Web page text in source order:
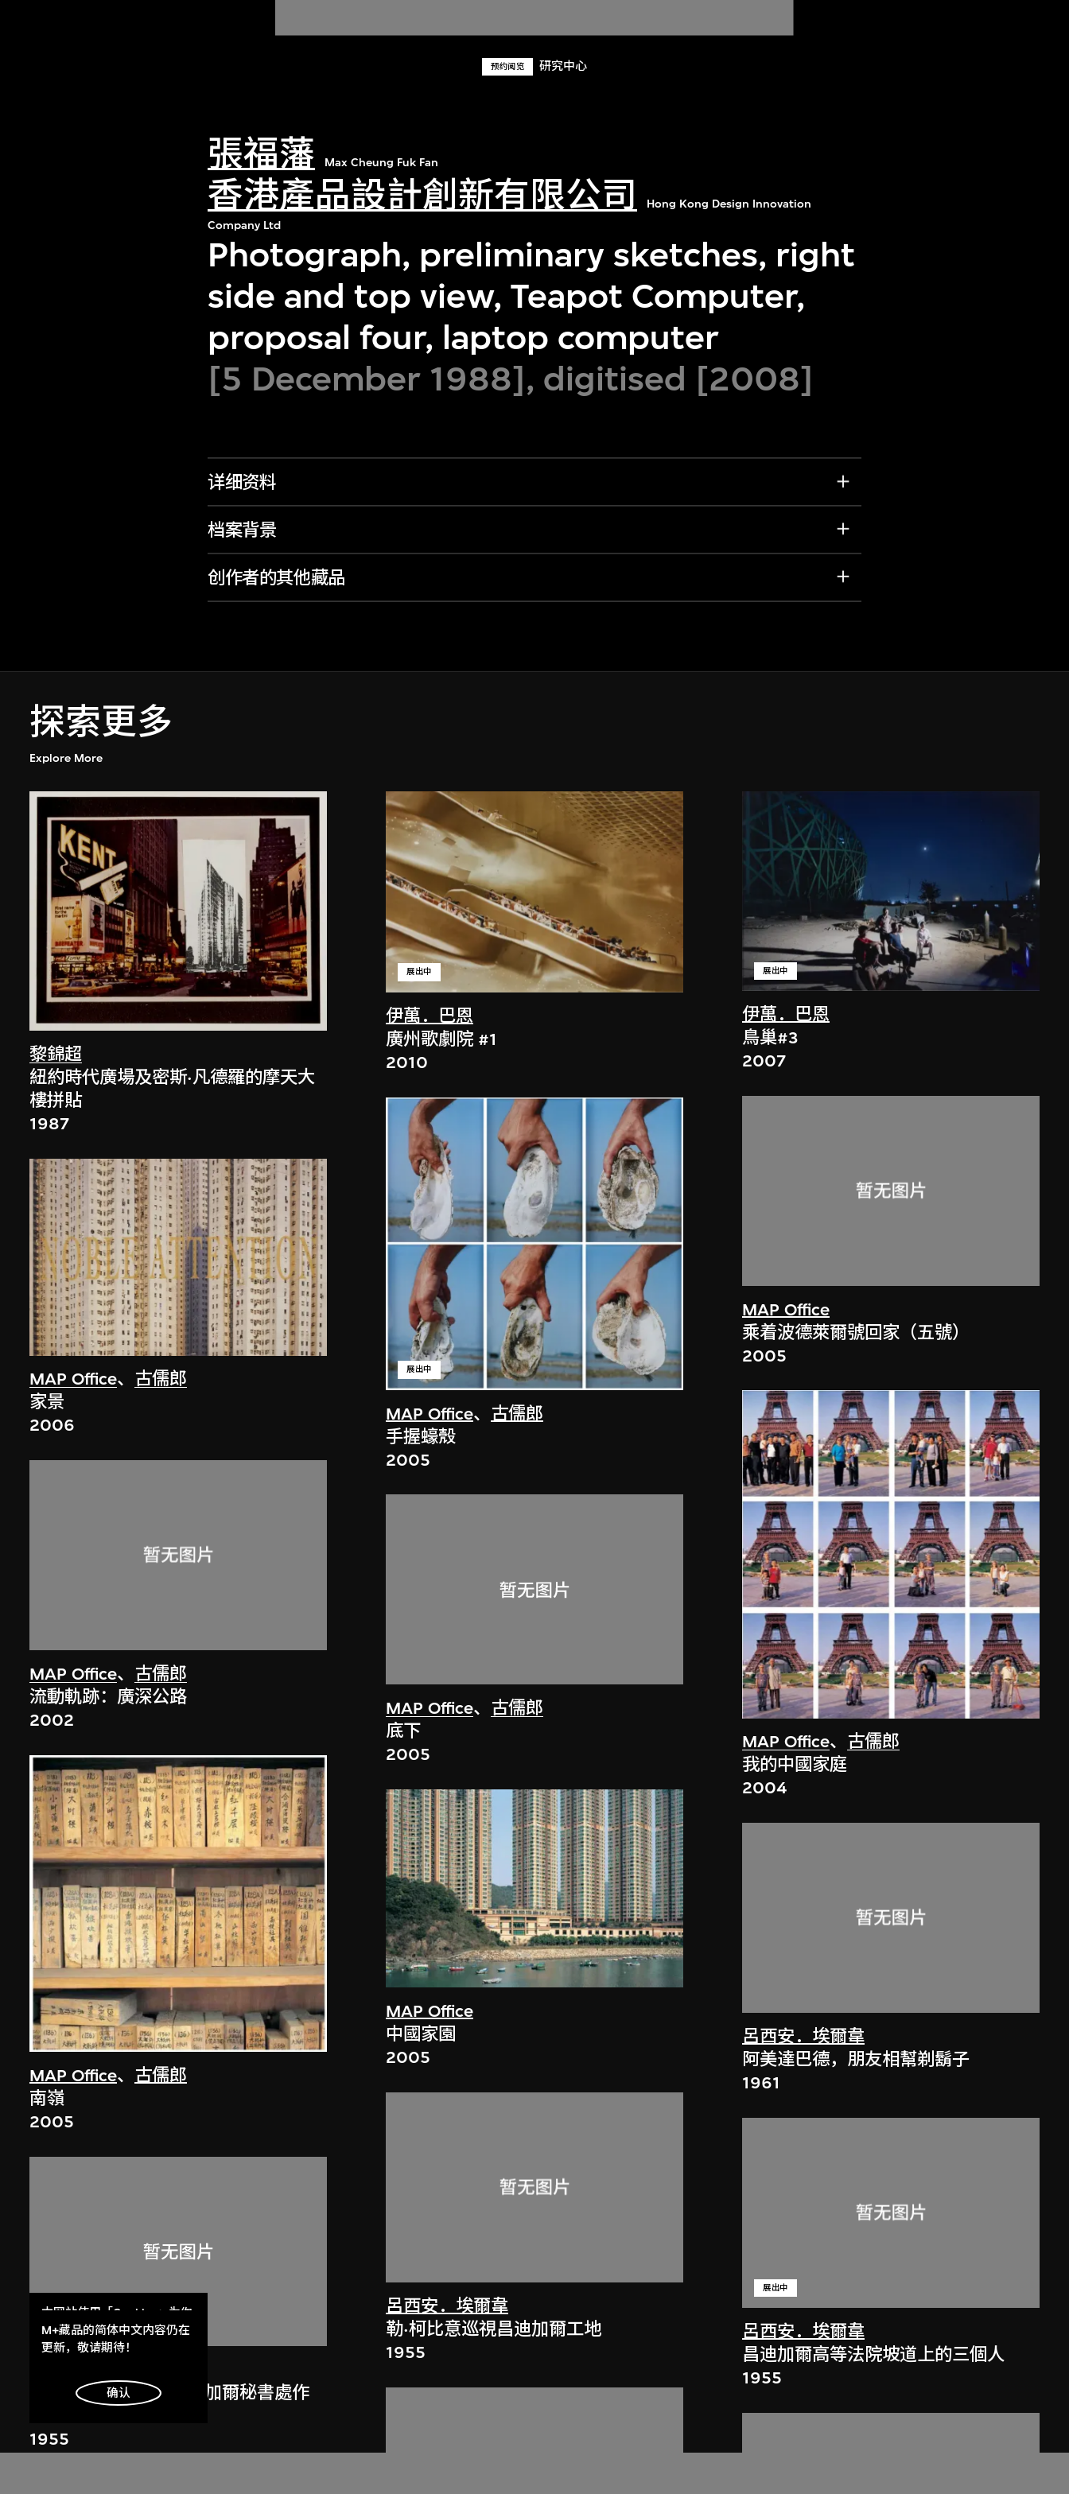
预约阅览 研究中心
張福藩 Max Cheung Fuk Fan
香港產品設計創新有限公司
Hong Kong Design Innovation
Company Ltd
Photograph, preliminary sketches, right
side and top view, Teapot Computer,
proposal four, laptop computer
[5 December 1988], digitised [2008]
详细资料
档案背景
创作者的其他藏品
探索更多
Explore More
黎錦超
紐約時代廣場及密斯·凡德羅的摩天大
樓拼貼
1987
MAP Office、 古儒郎
家景
2006
MAP Office、 古儒郎
流動軌跡：廣深公路
2002
MAP Office、 古儒郎
南嶺
2005
勒．柯比意於印度昌迪加爾秘書處作
1955
伊萬．巴恩
展出中
廣州歌劇院 #1
2010
MAP Office、 古儒郎
展出中
手握蠔殼
2005
MAP Office、 古儒郎
底下
2005
MAP Office
中國家園
2005
呂西安．埃爾韋
勒·柯比意巡視昌迪加爾工地
1955
伊萬．巴恩
展出中
鳥巢#3
2007
MAP Office
乘着波德萊爾號回家（五號）
2005
MAP Office、 古儒郎
我的中國家庭
2004
呂西安．埃爾韋
阿美達巴德，朋友相幫剃鬍子
1961
呂西安．埃爾韋
展出中
昌迪加爾高等法院坡道上的三個人
1955
本网站使用「Cookies」为你
提供最好的网站体验。
了解更多
明白
M+藏品的简体中文内容仍在
更新，敬请期待！
确认